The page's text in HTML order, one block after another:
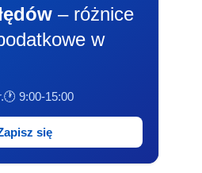
– różnice
w
🕐 9:00-15:00
się